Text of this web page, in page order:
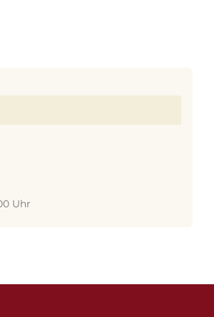
Uhr